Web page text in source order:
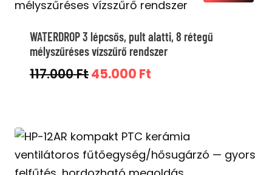
WATERDROP 3 lépcsős, pult alatti, 8 rétegű
mélyszűréses vízszűrő rendszer
117.000FtOriginal
117.000 Ft.
45.000 Ft
45.000 Ft.